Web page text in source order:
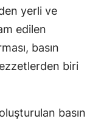
yerli ve
edilen
basın
biri
basın